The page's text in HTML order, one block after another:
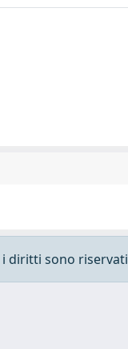
sono